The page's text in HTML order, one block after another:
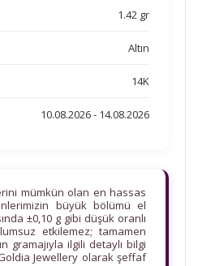
1.42 gr
Altın
14K
10.08.2026 - 14.08.2026
mümkün olan en hassas
büyük bölümü el
±0,10 g gibi düşük oranlı
etkilemez; tamamen
gramajıyla ilgili detaylı bilgi
Jewellery olarak şeffaf